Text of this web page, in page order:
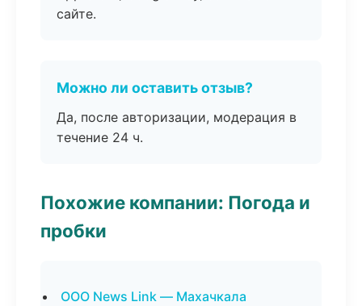
сайте.
Можно ли оставить отзыв?
Да, после авторизации, модерация в
течение 24 ч.
Похожие компании: Погода и
пробки
ООО News Link — Махачкала